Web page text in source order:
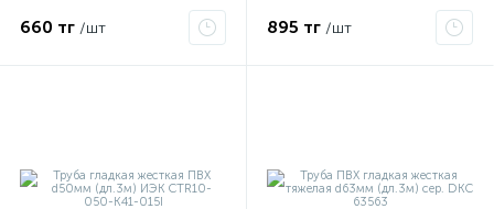
660 тг /шт 895 тг /шт